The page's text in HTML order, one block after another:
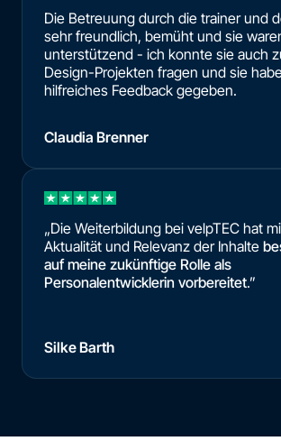
Die Betreuung durch die trainer und
sehr freundlich, bemüht und sie
unterstützend - ich konnte sie auch
Design-Projekten fragen und sie
hilfreiches Feedback gegeben.
Claudia Brenner
„Die Weiterbildung bei velpTEC hat
Aktualität und Relevanz der Inhalte
auf meine zukünftige Rolle als
Personalentwicklerin vorbereitet.”
Silke Barth